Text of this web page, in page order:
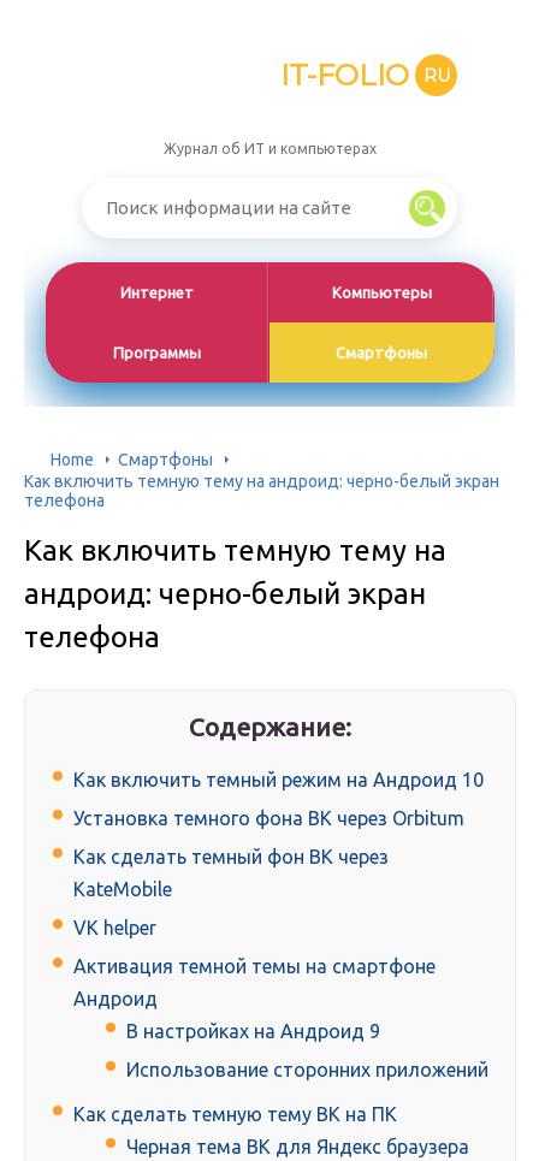
IT-FOLIO RU
Журнал об ИТ и компьютерах
Интернет Компьютеры
Программы Смартфоны
Home
Смартфоны
Как включить темную тему на андроид: черно-белый экран
телефона
Как включить темную тему на
андроид: черно-белый экран
телефона
Содержание:
Как включить темный режим на Андроид 10
Установка темного фона ВК через Orbitum
Как сделать темный фон ВК через
KateMobile
VK helper
Активация темной темы на смартфоне
Андроид
В настройках на Андроид 9
Использование сторонних приложений
Как сделать темную тему ВК на ПК
Черная тема ВК для Яндекс браузера